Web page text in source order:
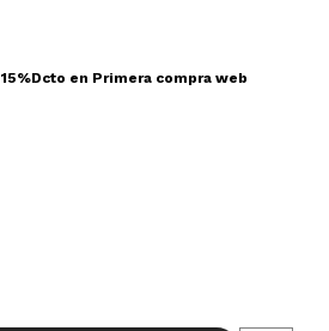
15%Dcto en Primera compra web